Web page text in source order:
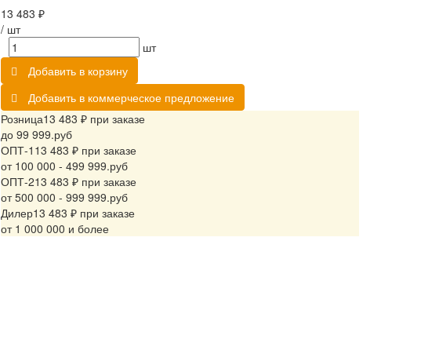
13 483 ₽
/ шт
шт
Добавить в корзину
Добавить в коммерческое предложение
Розница13 483 ₽ при заказе
до 99 999.руб
ОПТ-1 13 483 ₽ при заказе
от 100 000 - 499 999.руб
ОПТ-213 483 ₽ при заказе
от 500 000 - 999 999.руб
Дилер13 483 ₽ при заказе
от 1 000 000 и более